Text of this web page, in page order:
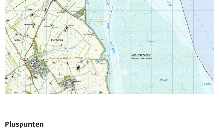
Pluspunten